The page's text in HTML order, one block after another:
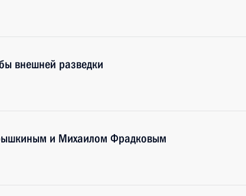
внешней разведки
и Михаилом Фрадковым